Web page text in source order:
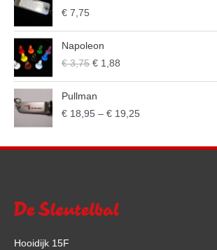
€ 7,75
Napoleon
€3,75 € 1,88
Pullman
€ 18,95 –€ 19,25
Hooidijk 15F